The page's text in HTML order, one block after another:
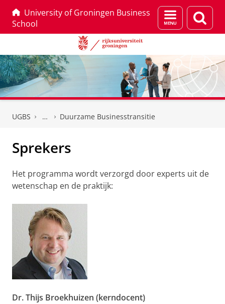
University of Groningen Business
School
Menu
en
UGBS Duurzame Businesstransitie
Sprekers
Het programma wordt verzorgd door experts uit de
wetenschap en de praktijk:
Dr. Thijs Broekhuizen (kerndocent)